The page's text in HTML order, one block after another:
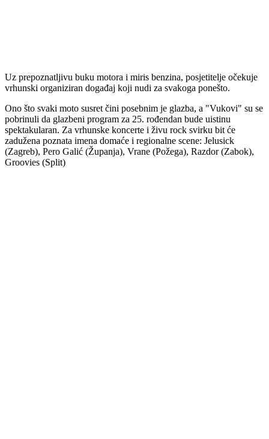
Uz prepoznatljivu buku motora i miris benzina, posjetitelje očekuje
vrhunski organiziran događaj koji nudi za svakoga ponešto.
Ono što svaki moto susret čini posebnim je glazba, a "Vukovi" su se
pobrinuli da glazbeni program za 25. rođendan bude uistinu
spektakularan. Za vrhunske koncerte i živu rock svirku bit će
zadužena poznata imena domaće i regionalne scene: Jelusick
(Zagreb), Pero Galić (Županja), Vrane (Požega), Razdor (Zabok),
Groovies (Split)